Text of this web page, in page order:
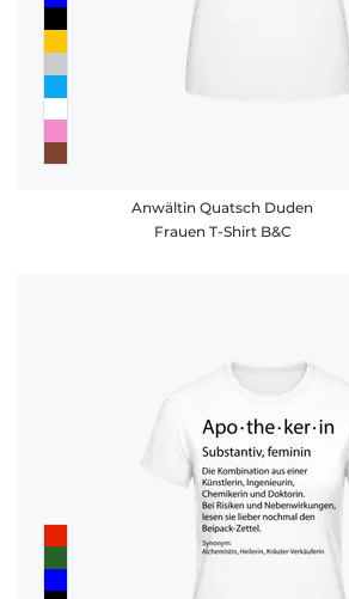
Anwältin Quatsch Duden
Frauen T-Shirt B&C